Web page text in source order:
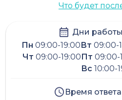
Что будет
Дни
Пн 09:00-19:00Вт 09:00-
Чт 09:00-19:00Пт 09:00-
Вс 10:00-
Время